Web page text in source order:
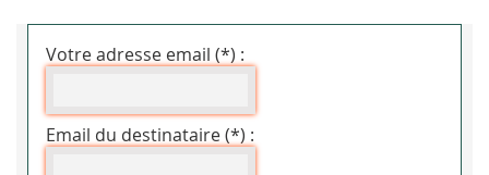
Votre adresse email (*) :
Email du destinataire (*) :